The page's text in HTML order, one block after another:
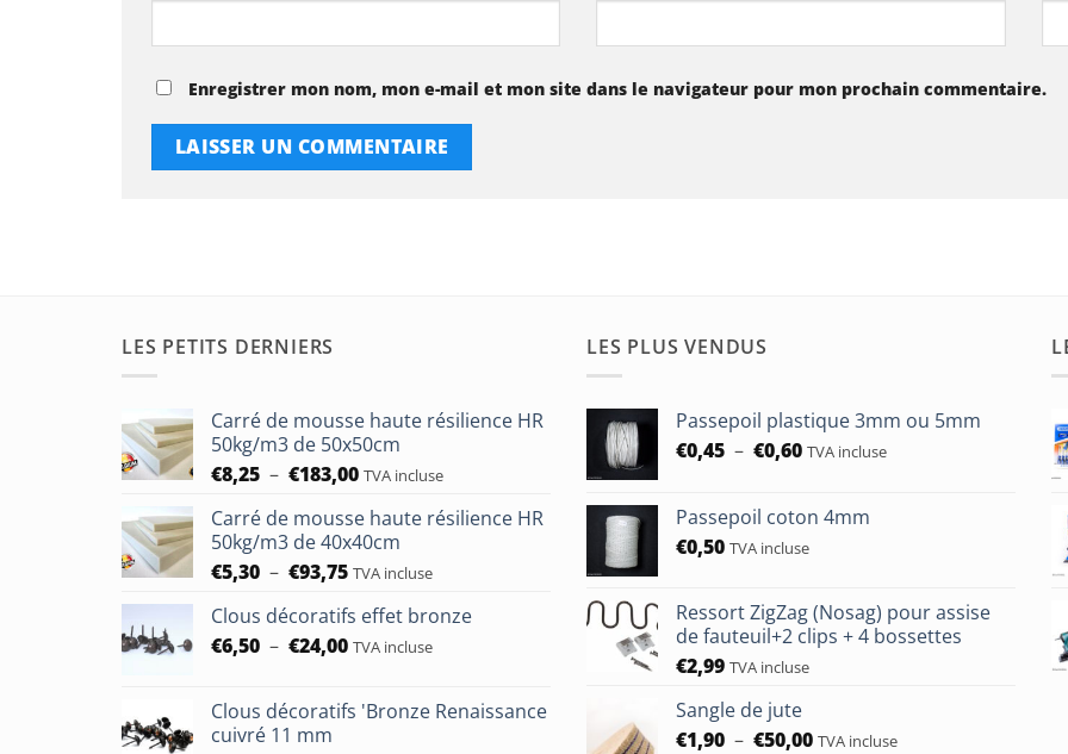
Enregistrer mon nom, mon e-mail et mon site dans le navigateur pour mon prochain commentaire.
LES PETITS DERNIERS
Carré de mousse haute résilience HR
50kg/m3 de 50x50cm
€8,25 – €183,00Plage
prix :
€8,25
à
TVA incluse
Carré de mousse haute résilience HR
50kg/m3 de 40x40cm
€5,30 – €93,75Plage
prix :
€5,30
TVA incluse
Clous décoratifs effet bronze
€6,50 – €24,00Plage
€6,50
TVA incluse
Clous décoratifs 'Bronze Renaissance
cuivré 11 mm
LES PLUS VENDUS
Passepoil plastique 3mm ou 5mm
€0,45 – €0,60Plage
€0,45
à
TVA incluse
Passepoil coton 4mm
€0,50 TVA incluse
Ressort ZigZag (Nosag) pour assise
de fauteuil+2 clips + 4 bossettes
€2,99 TVA incluse
Sangle de jute
€1,90 – €50,00Plage
TVA incluse